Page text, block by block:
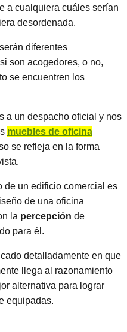
a cualquiera cuáles serían
desordenada.
diferentes
son acogedores, o no,
se encuentren los
a un despacho oficial y nos
muebles de oficina
se refleja en la forma
de un edificio comercial es
de una oficina
la percepción de
para él.
detalladamente en que
llega al razonamiento
alternativa para lograr
equipadas.